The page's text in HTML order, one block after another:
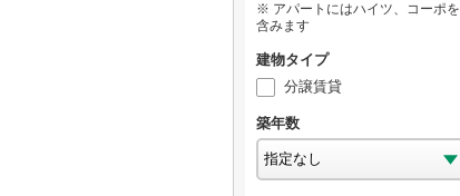
アパートにはハイツ、コーポを
含みます
建物タイプ
分譲賃貸
築年数